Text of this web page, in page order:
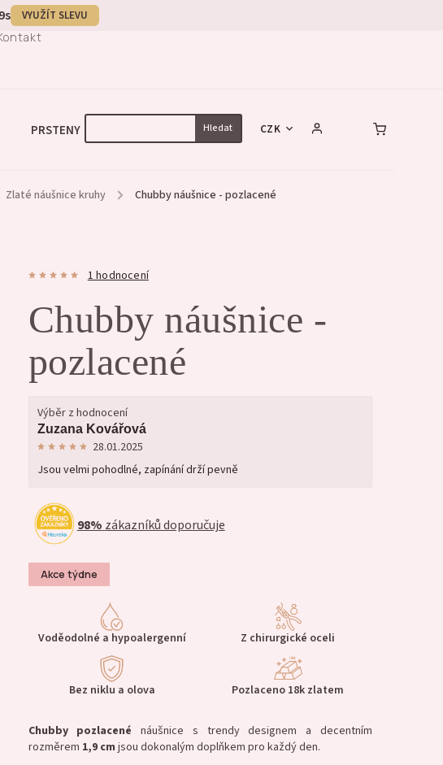
s VYUŽÍT SLEVU
Hledat CZK
PRSTENY NÁHRDELNÍKY NÁRAMKY
Zlaté náušnice kruhy / Chubby náušnice - pozlacené
1 hodnocení
Chubby náušnice -
pozlacené
Výběr z hodnocení
Zuzana Kovářová
28.01.2025
Jsou velmi pohodlné, zapínání drží pevně
98% zákazníků doporučuje
Akce týdne
Voděodolné a hypoalergenní Z chirurgické oceli
Bez niklu a olova Pozlaceno 18k zlatem
Chubby pozlacené náušnice s trendy designem a decentním
rozměrem 1,9 cm jsou dokonalým doplňkem pro každý den.